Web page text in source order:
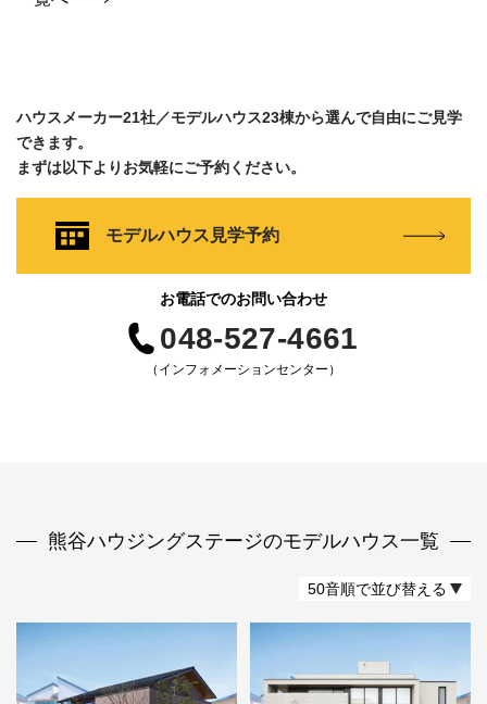
ハウスメーカー21社／モデルハウス23棟から選んで自由にご見学
できます。
まずは以下よりお気軽にご予約ください。
モデルハウス見学予約
お電話でのお問い合わせ
048-527-4661
（インフォメーションセンター）
熊谷ハウジングステージのモデルハウス一覧
50音順で並び替える